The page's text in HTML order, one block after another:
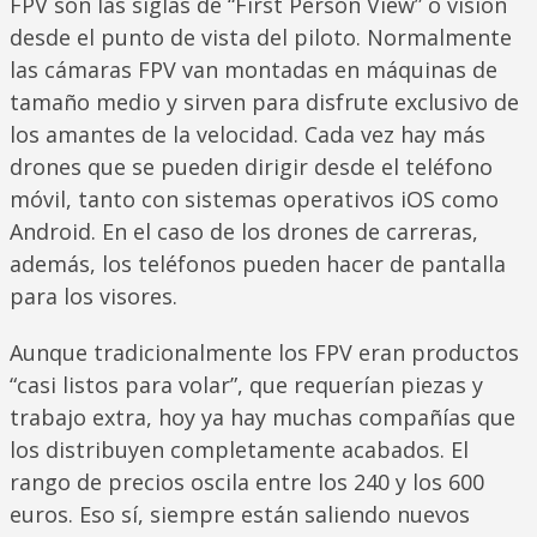
desde el punto de vista del piloto. Normalmente
las cámaras FPV van montadas en máquinas de
tamaño medio y sirven para disfrute exclusivo de
los amantes de la velocidad. Cada vez hay más
drones que se pueden dirigir desde el teléfono
móvil, tanto con sistemas operativos iOS como
Android. En el caso de los drones de carreras,
además, los teléfonos pueden hacer de pantalla
para los visores.
Aunque tradicionalmente los FPV eran productos
“casi listos para volar”, que requerían piezas y
trabajo extra, hoy ya hay muchas compañías que
los distribuyen completamente acabados. El
rango de precios oscila entre los 240 y los 600
euros. Eso sí, siempre están saliendo nuevos